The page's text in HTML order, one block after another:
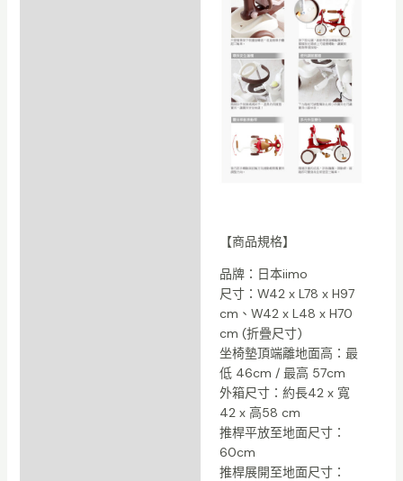
【商品規格】
品牌：日本iimo
尺寸：W42 x L78 x H97
cm、W42 x L48 x H70
cm (折疊尺寸)
坐椅墊頂端離地面高：最
低 46cm / 最高 57cm
外箱尺寸：約長42 x 寬
42 x 高58 cm
推桿平放至地面尺寸：
60cm
推桿展開至地面尺寸：